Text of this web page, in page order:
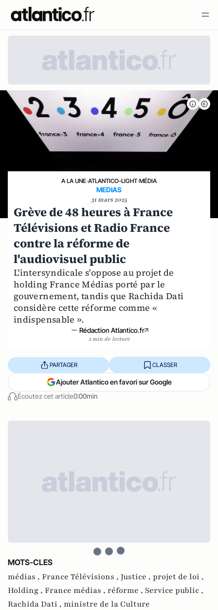
A LA UNE›ATLANTICO-LIGHT›MÉDIA
MEDIAS
31 mars 2025
Grève de 48 heures à France
Télévisions et Radio France
contre la réforme de
l'audiovisuel public
L'intersyndicale s'oppose au projet de
holding France Médias porté par le
gouvernement, tandis que Rachida Dati
considère cette réforme comme «
indispensable ».
Rédaction Atlantico.fr
2 min de lecture
Écoutez cet article0:00min
PARTAGER CLASSER
Ajouter Atlantico en favori sur Google
MOTS-CLES
médias , France Télévisions , Justice , projet de loi ,
Holding , France médias , réforme , Service public ,
Rachida Dati , ministre de la Culture